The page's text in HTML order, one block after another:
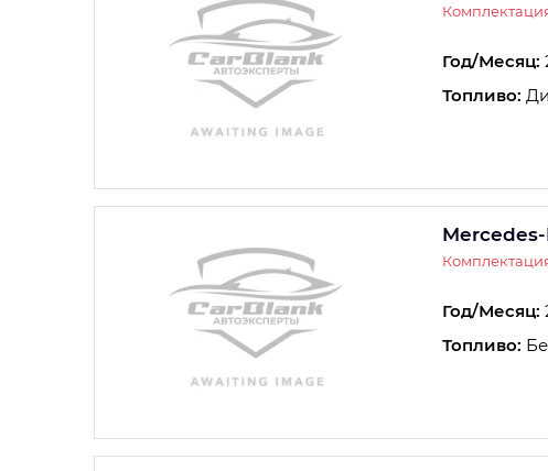
Год/Месяц:
Топливо:
Год/Месяц:
Топливо: